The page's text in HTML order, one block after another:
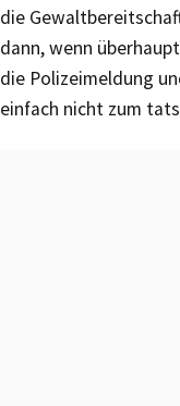
die
dann, wenn
die Polizeimeldung
einfach nicht zum